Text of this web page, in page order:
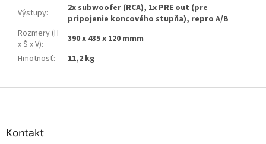
Výstupy:
2x subwoofer (RCA), 1x PRE out (pre
pripojenie koncového stupňa), repro A/B
Rozmery (H
x Š x V):
390 x 435 x 120 mmm
Hmotnosť: 11,2 kg
Kontakt